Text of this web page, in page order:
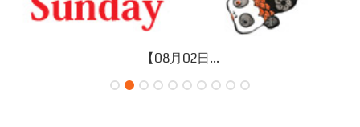
【08月02日...